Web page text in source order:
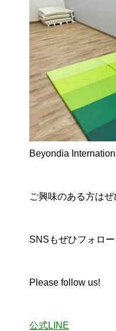
Beyondia
ご興味のある方はぜ
SNSもぜひフォロー
Please follow us!
公式LINE